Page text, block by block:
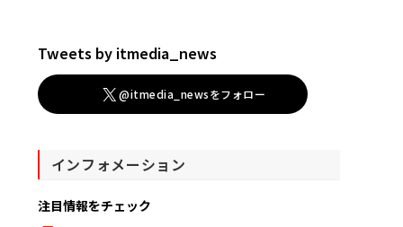
Tweets by itmedia_news
@itmedia_newsをフォロー
インフォメーション
注目情報をチェック